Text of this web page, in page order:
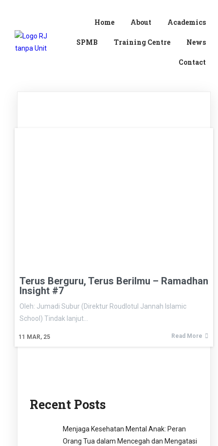
Home About Academics
SPMB Training Centre News
Contact
Terus Berguru, Terus Berilmu – Ramadhan
Insight #7
11 MAR, 25
Oleh: Jumadi Subur (Direktur Roudlotul Jannah Islamic
School) Tindak lanjut…
Read More
Recent Posts
Menjaga Kesehatan Mental Anak: Peran
Orang Tua dalam Mencegah dan Mengatasi